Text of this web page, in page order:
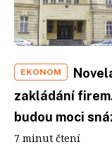
EKONOM
zakládání
budou moci
7 minut čtení